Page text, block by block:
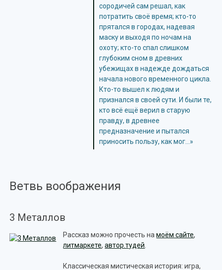
сородичей сам решал, как
потратить своё время; кто-то
прятался в городах, надевая
маску и выходя по ночам на
охоту; кто-то спал слишком
глубоким сном в древних
убежищах в надежде дождаться
начала нового временного цикла.
Кто-то вышел к людям и
признался в своей сути. И были те,
кто всё ещё верил в старую
правду, в древнее
предназначение и пытался
приносить пользу, как мог…»
Ветвь воображения
3 Металлов
Рассказ можно прочесть намоём сайте,
литмаркете,автор.тудей
Классическая мистическая история: игра,